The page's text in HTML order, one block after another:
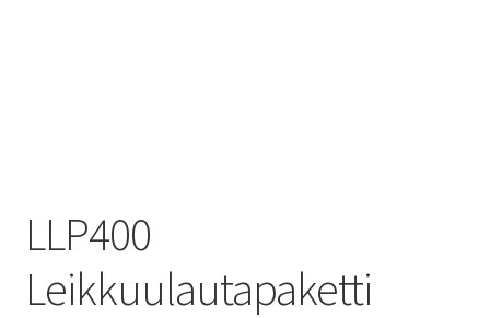
LLP400
Leikkuulautapaketti